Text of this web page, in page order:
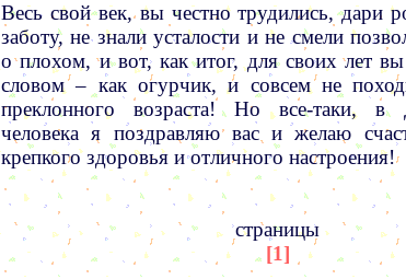
Весь свой век, вы честно трудились, дари
заботу, не знали усталости и не смели
о плохом, и вот, как итог, для своих лет
словом – как огурчик, и совсем не
преклонного возраста! Но все-таки, в
человека я поздравляю вас и желаю
крепкого здоровья и отличного настроения!
страницы
[1]